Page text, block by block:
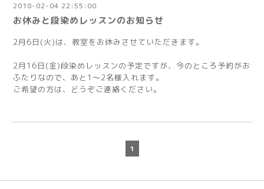
2018-02-04 22:55:00
お休みと段染めレッスンのお知らせ
2月6日(火)は、教室をお休みさせていただきます。
2月16日(金)段染めレッスンの予定ですが、今のところ予約がお
ふたりなので、あと1～2名様入れます。
ご希望の方は、どうぞご連絡ください。
1